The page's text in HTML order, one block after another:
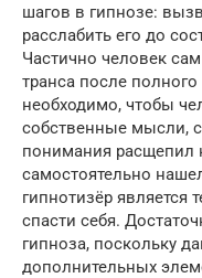
шагов в гипнозе:
расслабить его до
Частично человек
транса после
необходимо, чтобы
собственные мысли,
понимания расщепил
самостоятельно
гипнотизёр является
спасти себя.
гипноза, поскольку
дополнительных